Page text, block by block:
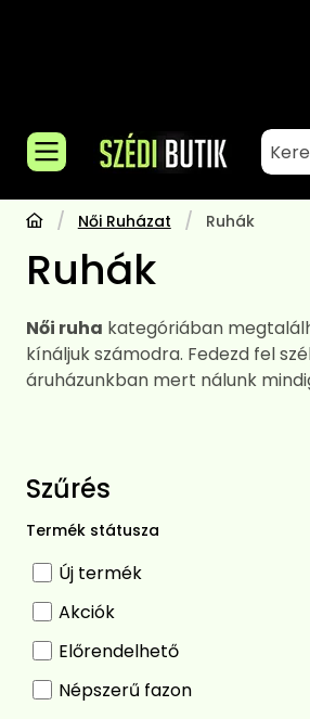
Női Ruházat Ruhák
Ruhák
Női ruha kategóriában
kínáljuk számodra. Fedezd fel
áruházunkban mert nálunk
Szűrés
Termék státusza
Új termék
Akciók
Előrendelhető
Népszerű fazon